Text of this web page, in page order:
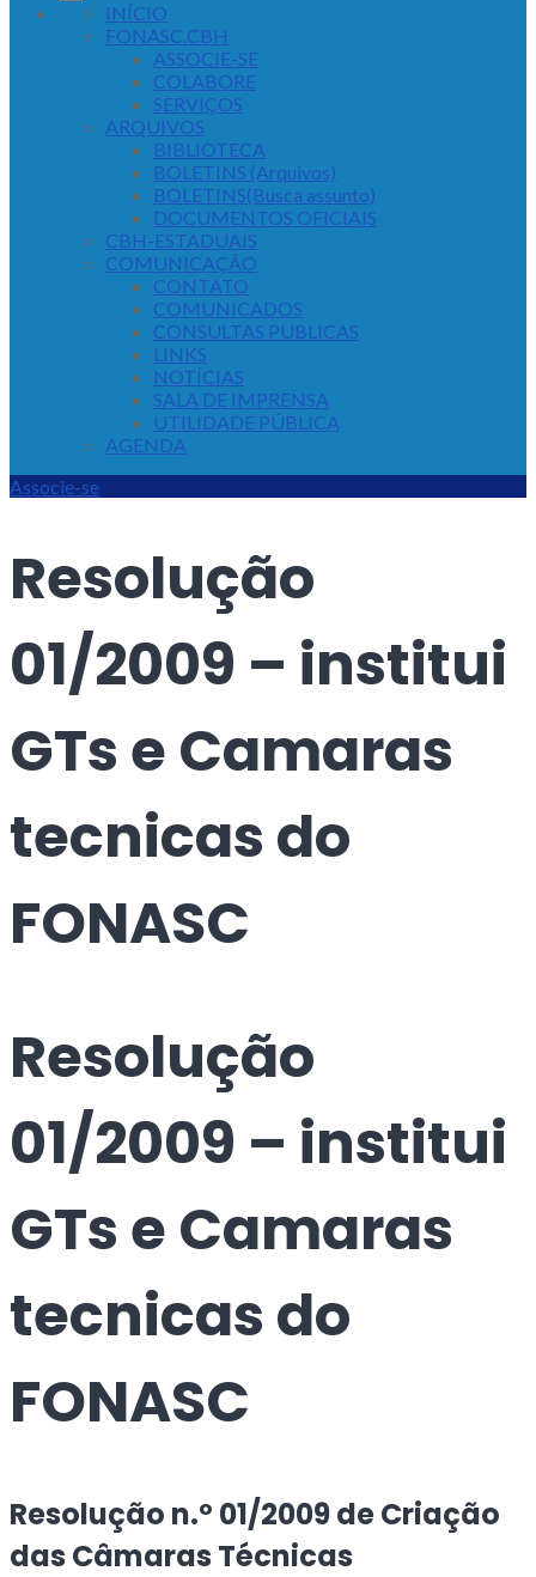
INÍCIO
FONASC.CBH
ASSOCIE-SE
COLABORE
SERVIÇOS
ARQUIVOS
BIBLIOTECA
BOLETINS (Arquivos)
BOLETINS(Busca assunto)
DOCUMENTOS OFICIAIS
CBH-ESTADUAIS
COMUNICAÇÃO
CONTATO
COMUNICADOS
CONSULTAS PUBLICAS
LINKS
NOTÍCIAS
SALA DE IMPRENSA
UTILIDADE PÚBLICA
AGENDA
Associe-se
Resolução
01/2009 – institui
GTs e Camaras
tecnicas do
FONASC
Resolução
01/2009 – institui
GTs e Camaras
tecnicas do
FONASC
Resolução n.º 01/2009 de Criação
das Câmaras Técnicas